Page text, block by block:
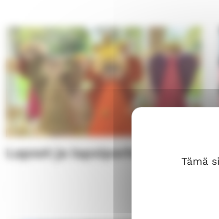
Tämä
Lapset ja lapsiperheet